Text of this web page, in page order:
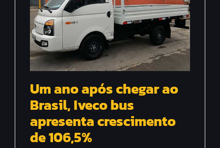
Um ano após chegar ao
Brasil, Iveco bus
apresenta crescimento
de 106,5%